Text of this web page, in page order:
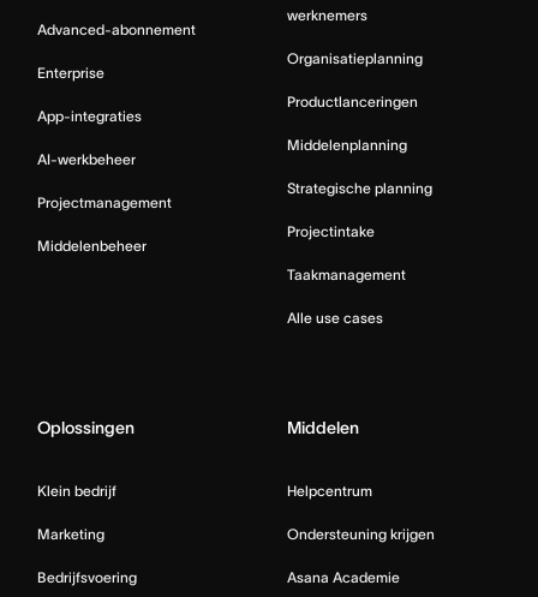
Advanced-abonnement
Enterprise
App-integraties
AI-werkbeheer
Projectmanagement
Middelenbeheer
werknemers
Organisatieplanning
Productlanceringen
Middelenplanning
Strategische planning
Projectintake
Taakmanagement
Alle use cases
Oplossingen
Klein bedrijf
Marketing
Bedrijfsvoering
Middelen
Helpcentrum
Ondersteuning krijgen
Asana Academie